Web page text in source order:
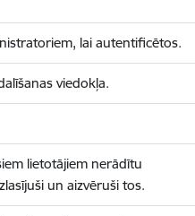
lai autentificētos.
viedokļa.
lietotājiem nerādītu
un aizvēruši tos.